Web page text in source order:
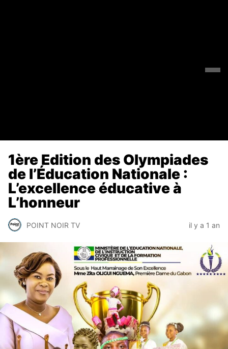
1ère Edition des Olympiades
de l’Éducation Nationale :
L’excellence éducative à
L’honneur
POINT NOIR TV il y a 1 an